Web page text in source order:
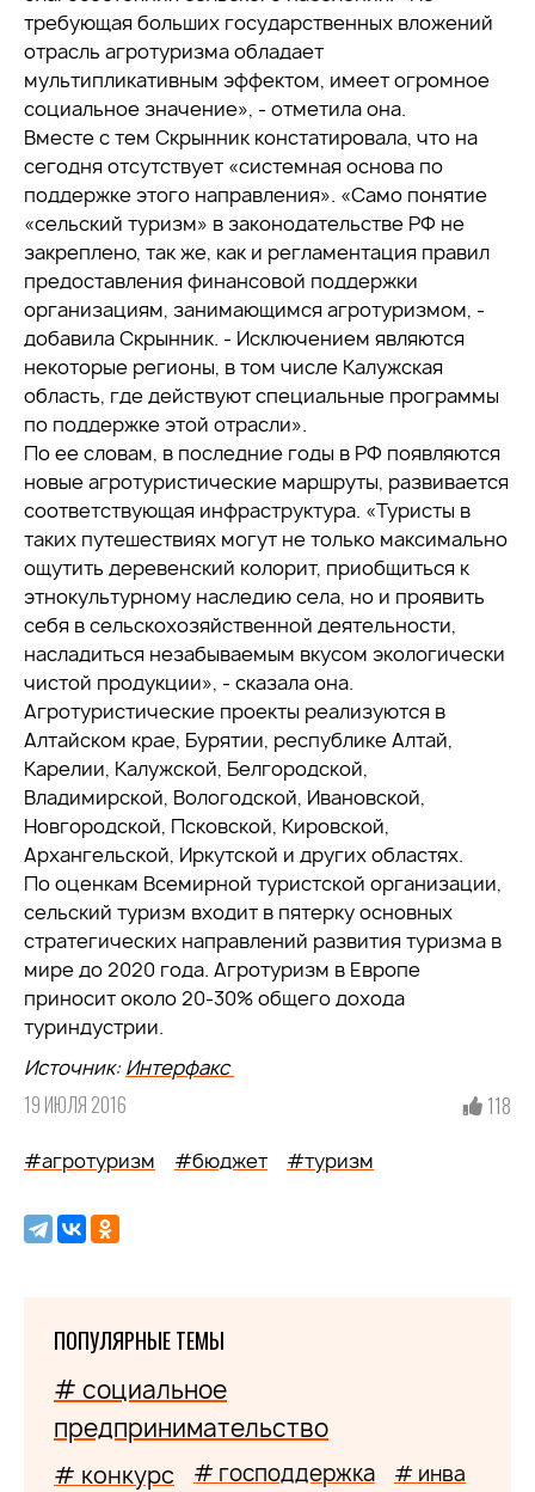
требующая больших государственных вложений
отрасль агротуризма обладает
мультипликативным эффектом, имеет огромное
социальное значение», - отметила она.
Вместе с тем Скрынник констатировала, что на
сегодня отсутствует «системная основа по
поддержке этого направления». «Само понятие
«сельский туризм» в законодательстве РФ не
закреплено, так же, как и регламентация правил
предоставления финансовой поддержки
организациям, занимающимся агротуризмом, -
добавила Скрынник. - Исключением являются
некоторые регионы, в том числе Калужская
область, где действуют специальные программы
по поддержке этой отрасли».
По ее словам, в последние годы в РФ появляются
новые агротуристические маршруты, развивается
соответствующая инфраструктура. «Туристы в
таких путешествиях могут не только максимально
ощутить деревенский колорит, приобщиться к
этнокультурному наследию села, но и проявить
себя в сельскохозяйственной деятельности,
насладиться незабываемым вкусом экологически
чистой продукции», - сказала она.
Агротуристические проекты реализуются в
Алтайском крае, Бурятии, республике Алтай,
Карелии, Калужской, Белгородской,
Владимирской, Вологодской, Ивановской,
Новгородской, Псковской, Кировской,
Архангельской, Иркутской и других областях.
По оценкам Всемирной туристской организации,
сельский туризм входит в пятерку основных
стратегических направлений развития туризма в
мире до 2020 года. Агротуризм в Европе
приносит около 20-30% общего дохода
туриндустрии.
Источник: Интерфакс
19 ИЮЛЯ 2016 118
#агротуризм #бюджет #туризм
ПОПУЛЯРНЫЕ ТЕМЫ
# социальное
предпринимательство
# конкурс # господдержка # инва